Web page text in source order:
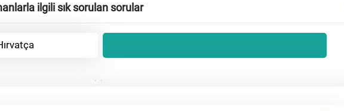
ilgili sık sorulan sorular